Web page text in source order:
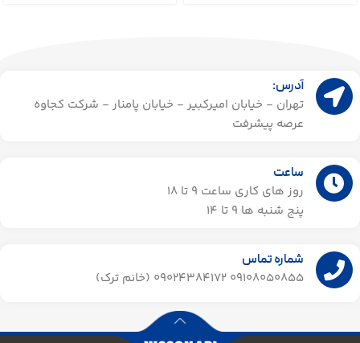
آدرس:
تهران - خیابان امیرکبیر - خیابان پامنار - شرکت کجاوه
عرصه پیشرفت
ساعت
روز های کاری ساعت ۹ تا 18
پنج شنبه ها 9 تا 14​
شماره تماس
09108050855 09024384172 (خانم ترک)